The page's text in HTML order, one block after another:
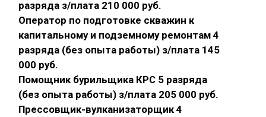
разряда з/плата 210 000 руб.
Оператор по подготовке скважин к
капитальному и подземному ремонтам 4
разряда (без опыта работы) з/плата 145
000 руб.
Помощник бурильщика КРС 5 разряда
(без опыта работы) з/плата 205 000 руб.
Прессовщик-вулканизаторщик 4